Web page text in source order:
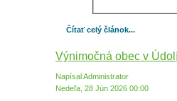
Čítať celý článok...
Výnimočná obec v
Napísal Administrator
Nedeľa, 28 Jún 2026 00:00